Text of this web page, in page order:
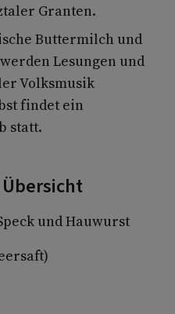
Granten.
Buttermilch und
Lesungen und
Volksmusik
findet ein
statt.
und Hauwurst